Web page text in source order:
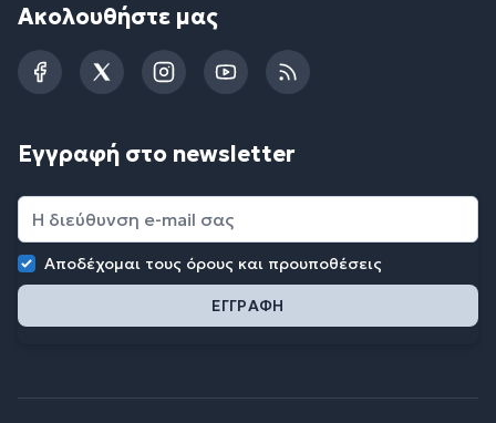
Ακολουθήστε μας
FacebookTwitterInstagramYouTubeRSS
Εγγραφή στο newsletter
Αποδέχομαι τους όρους και προυποθέσεις